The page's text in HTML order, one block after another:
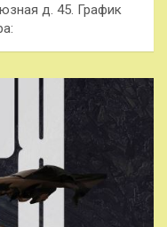
д. 45. График